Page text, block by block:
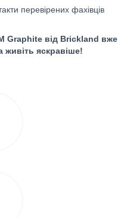
перевірених фахівців
Graphite від Brickland вже
яскравіше!